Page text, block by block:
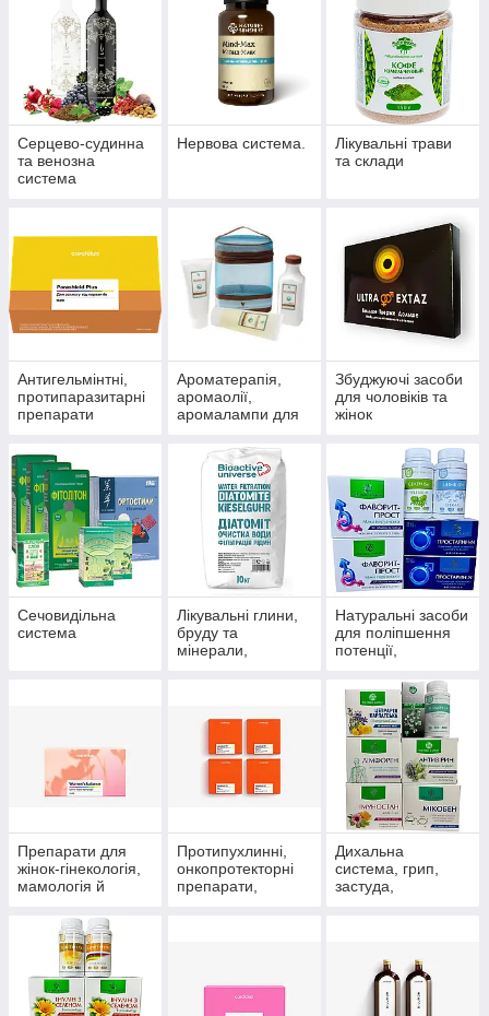
Серцево-судинна
та венозна
система
Нервова система.
Лікувальні трави
та склади
Антигельмінтні,
протипаразитарні
препарати
Ароматерапія,
аромаолії,
аромалампи для
приміщень
Збуджуючі засоби
для чоловіків та
жінок
Сечовидільна
система
Лікувальні глини,
бруду та
мінерали,
прийняття ванн.
Натуральні засоби
для поліпшення
потенції,
чоловічого
здоров'я
Препарати для
жінок-гінекологія,
мамологія й
Протипухлинні,
онкопротекторні
препарати,
Дихальна
система, грип,
застуда,